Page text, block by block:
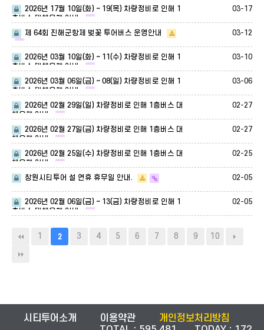
2026년 17월 10일(화) ~ 19(목) 차량정비로 인해 1
층버스 대체운행 안내.
03-17
제 64회 진해군항제 벚꽃 투어버스 운영안내 03-12
2026년 03월 10일(화) ~ 11(수) 차량정비로 인해 1
층버스 대체운행 안내.
03-10
2026년 03월 06일(금) ~ 08(일) 차량정비로 인해 1
층버스 대체운행 안내.
03-06
2026년 02월 29일(일) 차량정비로 인해 1층버스 대
체운행 안내.
02-27
2026년 02월 27일(금) 차량정비로 인해 1층버스 대
체운행 안내.
02-27
2026년 02월 25일(수) 차량정비로 인해 1층버스 대
체운행 안내.
02-25
창원시티투어 설 연휴 휴무일 안내. 02-05
2026년 02월 06일(금) ~ 13(금) 차량정비로 인해 1
층버스 대체운행 안내.
02-05
1 2 3 4 5 6 7 8 9 10
시티투어소개 이용약관
개인정보처리방침